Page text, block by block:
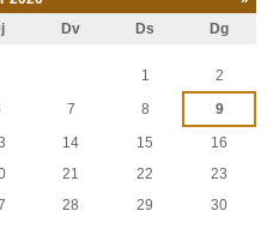
Dv Ds Dg
1
2
7 8
9
14 15
16
21 22
23
28 29
30